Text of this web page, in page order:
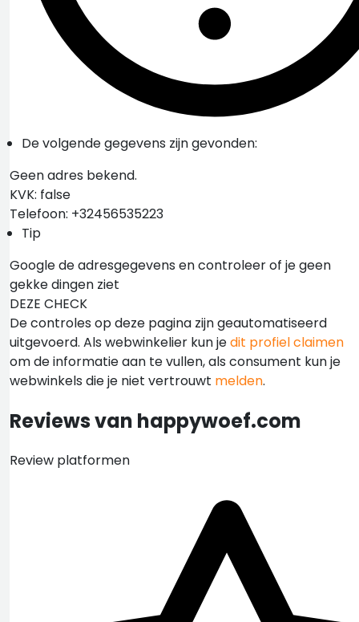
De volgende gegevens zijn gevonden:
Geen adres bekend.
KVK: false
Telefoon: +32456535223
Tip
Google de adresgegevens en controleer of je geen
gekke dingen ziet
DEZE CHECK
De controles op deze pagina zijn geautomatiseerd
uitgevoerd. Als webwinkelier kun jedit profiel claimen
om de informatie aan te vullen, als consument kun je
webwinkels die je niet vertrouwt melden.
Reviews van happywoef.com
Review platformen